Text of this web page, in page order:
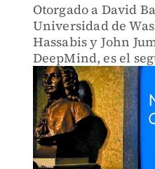
Otorgado a David
Universidad de
Hassabis y John
DeepMind, es el
que involucra a la IA.